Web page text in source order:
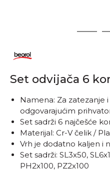
2
Set odvijača 6
Namena: Za zatezanje i
odgovarajućim
Set sadrži 6 najčešće
Materijal: Cr-V čelik /
Vrh je dodatno kaljen i
Set sadrži: SL3x50,
PH2x100, PZ2x100